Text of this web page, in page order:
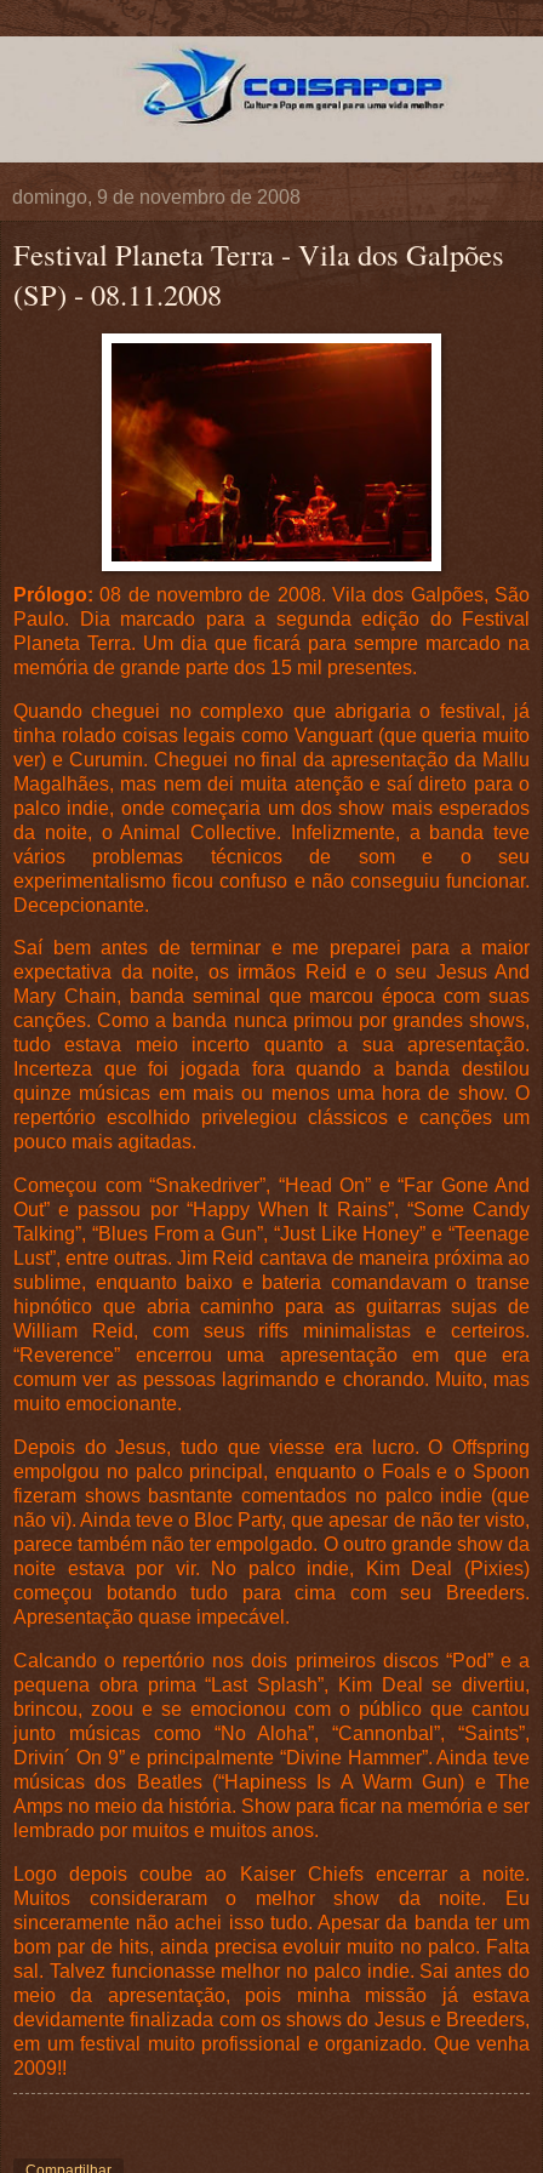
domingo, 9 de novembro de 2008
Festival Planeta Terra - Vila dos Galpões
(SP) - 08.11.2008
Prólogo: 08 de novembro de 2008. Vila dos Galpões, São
Paulo. Dia marcado para a segunda edição do Festival
Planeta Terra. Um dia que ficará para sempre marcado na
memória de grande parte dos 15 mil presentes.
Quando cheguei no complexo que abrigaria o festival, já
tinha rolado coisas legais como Vanguart (que queria muito
ver) e Curumin. Cheguei no final da apresentação da Mallu
Magalhães, mas nem dei muita atenção e saí direto para o
palco indie, onde começaria um dos show mais esperados
da noite, o Animal Collective. Infelizmente, a banda teve
vários problemas técnicos de som e o seu
experimentalismo ficou confuso e não conseguiu funcionar.
Decepcionante.
Saí bem antes de terminar e me preparei para a maior
expectativa da noite, os irmãos Reid e o seu Jesus And
Mary Chain, banda seminal que marcou época com suas
canções. Como a banda nunca primou por grandes shows,
tudo estava meio incerto quanto a sua apresentação.
Incerteza que foi jogada fora quando a banda destilou
quinze músicas em mais ou menos uma hora de show. O
repertório escolhido privelegiou clássicos e canções um
pouco mais agitadas.
Começou com “Snakedriver”, “Head On” e “Far Gone And
Out” e passou por “Happy When It Rains”, “Some Candy
Talking”, “Blues From a Gun”, “Just Like Honey” e “Teenage
Lust”, entre outras. Jim Reid cantava de maneira próxima ao
sublime, enquanto baixo e bateria comandavam o transe
hipnótico que abria caminho para as guitarras sujas de
William Reid, com seus riffs minimalistas e certeiros.
“Reverence” encerrou uma apresentação em que era
comum ver as pessoas lagrimando e chorando. Muito, mas
muito emocionante.
Depois do Jesus, tudo que viesse era lucro. O Offspring
empolgou no palco principal, enquanto o Foals e o Spoon
fizeram shows basntante comentados no palco indie (que
não vi). Ainda teve o Bloc Party, que apesar de não ter visto,
parece também não ter empolgado. O outro grande show da
noite estava por vir. No palco indie, Kim Deal (Pixies)
começou botando tudo para cima com seu Breeders.
Apresentação quase impecável.
Calcando o repertório nos dois primeiros discos “Pod” e a
pequena obra prima “Last Splash”, Kim Deal se divertiu,
brincou, zoou e se emocionou com o público que cantou
junto músicas como “No Aloha”, “Cannonbal”, “Saints”,
Drivin´ On 9” e principalmente “Divine Hammer”. Ainda teve
músicas dos Beatles (“Hapiness Is A Warm Gun) e The
Amps no meio da história. Show para ficar na memória e ser
lembrado por muitos e muitos anos.
Logo depois coube ao Kaiser Chiefs encerrar a noite.
Muitos consideraram o melhor show da noite. Eu
sinceramente não achei isso tudo. Apesar da banda ter um
bom par de hits, ainda precisa evoluir muito no palco. Falta
sal. Talvez funcionasse melhor no palco indie. Sai antes do
meio da apresentação, pois minha missão já estava
devidamente finalizada com os shows do Jesus e Breeders,
em um festival muito profissional e organizado. Que venha
2009!!